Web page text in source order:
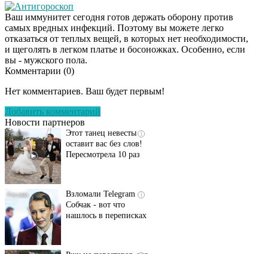
Антигороскоп
Ваш иммунитет сегодня готов держать оборону против
самых вредных инфекций. Поэтому вы можете легко
отказаться от теплых вещей, в которых нет необходимости,
и щеголять в легком платье и босоножках. Особенно, если
вы - мужского пола.
Комментарии (0)
Нет комментариев. Ваш будет первым!
Добавить комментарий
Новости партнеров
Скрытая камера на
пляже Крыма: Что
люди вытворяют, когда
их не видят...
Ролик длится
смеяться вы будете
i
Этот танец невесты
оставит вас без слов!
Пересмотрела 10 раз
i
Взломали Telegram
Собчак - вот что
нашлось в переписках